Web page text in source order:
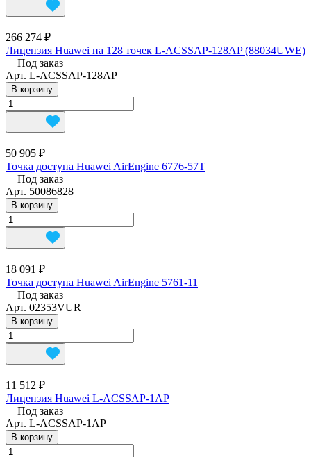
266 274 ₽
Лицензия Huawei на 128 точек L-ACSSAP-128AP (88034UWE)
Под заказ
Арт. L-ACSSAP-128AP
В корзину
50 905 ₽
Точка доступа Huawei AirEngine 6776-57T
Под заказ
Арт. 50086828
В корзину
18 091 ₽
Точка доступа Huawei AirEngine 5761-11
Под заказ
Арт. 02353VUR
В корзину
11 512 ₽
Лицензия Huawei L-ACSSAP-1AP
Под заказ
Арт. L-ACSSAP-1AP
В корзину